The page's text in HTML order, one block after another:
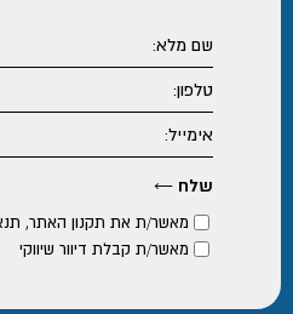
מאשר/ת את תקנון האתר,
מאשר/ת קבלת דיוור שיווקי